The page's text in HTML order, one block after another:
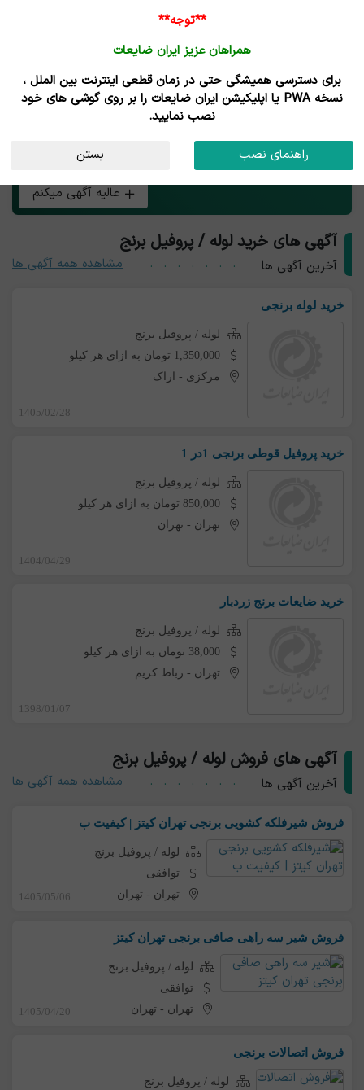
خرید و فروش لوله / پروفیل برنج
هر چی بار لوله / پروفیل برنج داری همین الان رایگان آگهی کن
و طعم تجارت آنلاین رو بچش!
عالیه آگهی میکنم
آگهی های خرید لوله / پروفیل برنج
آخرین آگهی ها مشاهده همه آگهی ها
خرید لوله برنجی
لوله / پروفیل برنج
1,350,000 تومان به ازای هر کیلو
مرکزی - اراک
1405/02/28
خرید پروفیل قوطی برنجی 1در 1
لوله / پروفیل برنج
850,000 تومان به ازای هر کیلو
تهران - تهران
1404/04/29
خرید ضایعات برنج زردبار
لوله / پروفیل برنج
38,000 تومان به ازای هر کیلو
تهران - رباط کریم
1398/01/07
آگهی های فروش لوله / پروفیل برنج
آخرین آگهی ها مشاهده همه آگهی ها
فروش شیرفلکه کشویی برنجی تهران کیتز | کیفیت ب
لوله / پروفیل برنج
توافقی
تهران - تهران 1405/05/06
فروش شیر سه راهی صافی برنجی تهران کیتز
لوله / پروفیل برنج
توافقی
تهران - تهران 1405/04/20
فروش اتصالات برنجی
لوله / پروفیل برنج
**توجه**
همراهان عزیز ایران ضایعات
برای دسترسی همیشگی حتی در زمان قطعی اینترنت بین الملل ،
نسخه PWA یا اپلیکیشن ایران ضایعات را بر روی گوشی های خود
نصب نمایید.
راهنمای نصب بستن